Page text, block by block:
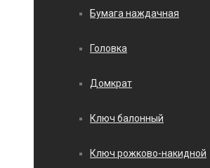
Бумага наждачная
Головка
Домкрат
Ключ балонный
Ключ рожково-накидной